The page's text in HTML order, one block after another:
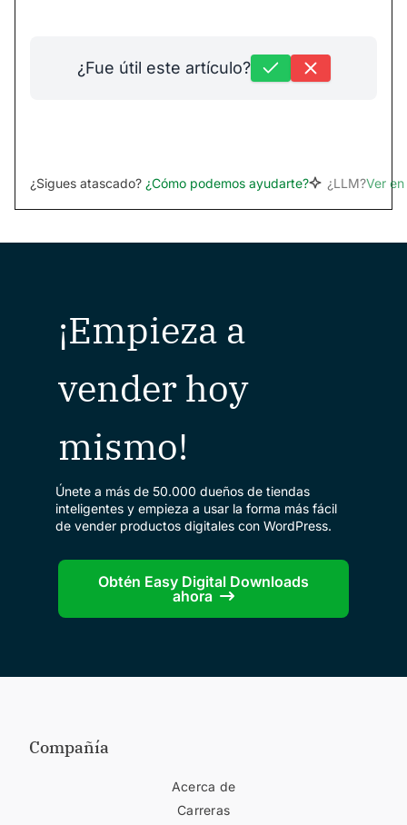
¿Fue útil este artículo?
¿Sigues atascado? ¿Cómo podemos ayudarte? ¿LLM?Ver
¡Empieza a
vender hoy
mismo!
Únete a más de 50.000 dueños de tiendas
inteligentes y empieza a usar la forma más fácil
de vender productos digitales con WordPress.
Obtén Easy Digital Downloads
ahora
Compañía
Acerca de
Carreras